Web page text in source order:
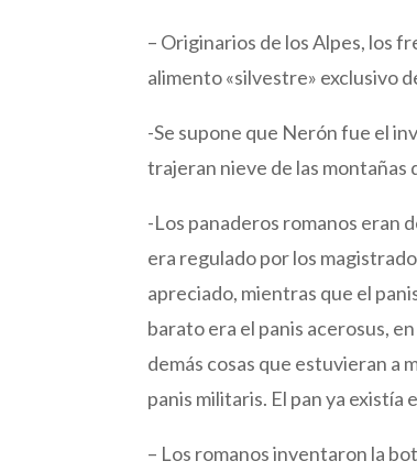
– Originarios de los Alpes, los
alimento «silvestre» exclusivo
-Se supone que Nerón fue el
trajeran nieve de las montañas
-Los panaderos romanos eran
era regulado por los
apreciado, mientras que el
barato era el panis acerosus,
demás cosas que estuvieran a
panis militaris. El pan ya existía
– Los romanos inventaron la